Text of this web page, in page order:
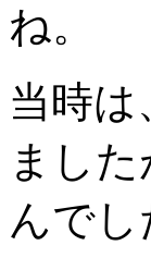
ね。
当時
まし
んで